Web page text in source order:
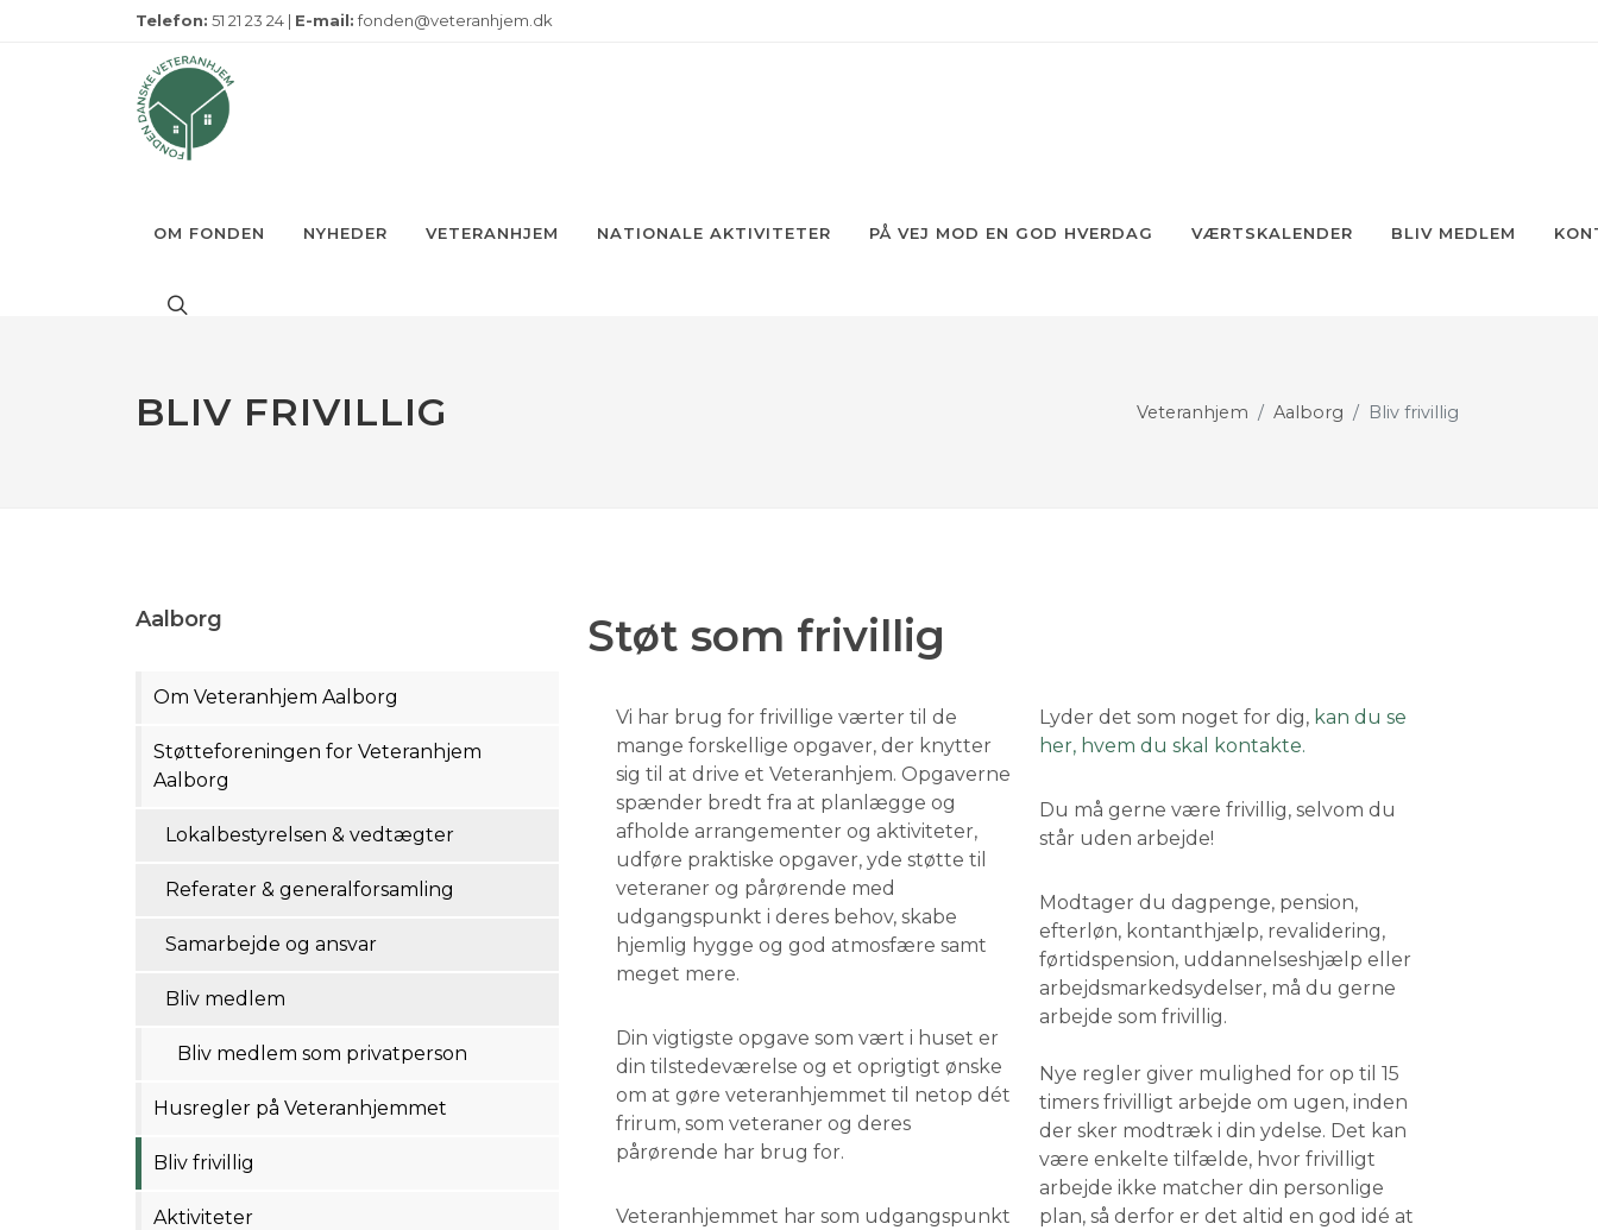
Telefon: 51 21 23 24 | E-mail: fonden@veteranhjem.dk
OM FONDEN NYHEDER VETERANHJEM NATIONALE AKTIVITETER PÅ VEJ MOD EN GOD HVERDAG VÆRTSKALENDER BLIV MEDLEM
BLIV FRIVILLIG Veteranhjem Aalborg Bliv frivillig
Aalborg
Om Veteranhjem Aalborg
Støtteforeningen for Veteranhjem
Aalborg​
Lokalbestyrelsen & vedtægter
Referater & generalforsamling
Samarbejde og ansvar
Bliv medlem
Bliv medlem som privatperson
Husregler på Veteranhjemmet
Bliv frivillig
Aktiviteter
Støt som frivillig
Vi har brug for frivillige værter til de
mange forskellige opgaver, der knytter
sig til at drive et Veteranhjem. Opgaverne
spænder bredt fra at planlægge og
afholde arrangementer og aktiviteter,
udføre praktiske opgaver, yde støtte til
veteraner og pårørende med
udgangspunkt i deres behov, skabe
hjemlig hygge og god atmosfære samt
meget mere.
Din vigtigste opgave som vært i huset er
din tilstedeværelse og et oprigtigt ønske
om at gøre veteranhjemmet til netop dét
frirum, som veteraner og deres
pårørende har brug for.
Veteranhjemmet har som udgangspunkt
Lyder det som noget for dig, kan du se
her, hvem du skal kontakte.
Du må gerne være frivillig, selvom du
står uden arbejde!
Modtager du dagpenge, pension,
efterløn, kontanthjælp, revalidering,
førtidspension, uddannelseshjælp eller
arbejdsmarkedsydelser, må du gerne
arbejde som frivillig.
​Nye regler giver mulighed for op til 15
timers frivilligt arbejde om ugen, inden
der sker modtræk i din ydelse. Det kan
være enkelte tilfælde, hvor frivilligt
arbejde ikke matcher din personlige
plan, så derfor er det altid en god idé at